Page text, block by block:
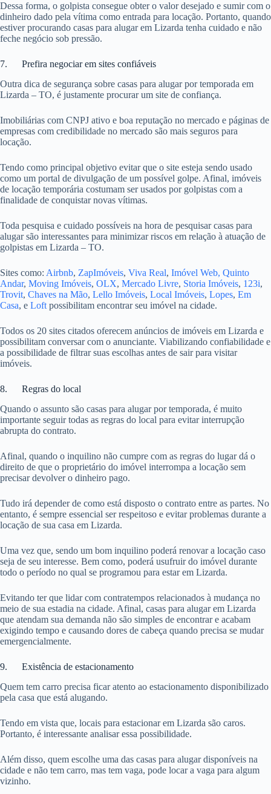
Dessa forma, o golpista consegue obter o valor desejado e sumir com o
dinheiro dado pela vítima como entrada para locação. Portanto, quando
estiver procurando casas para alugar em Lizarda tenha cuidado e não
feche negócio sob pressão.
7. Prefira negociar em sites confiáveis
Outra dica de segurança sobre casas para alugar por temporada em
Lizarda – TO, é justamente procurar um site de confiança.
Imobiliárias com CNPJ ativo e boa reputação no mercado e páginas de
empresas com credibilidade no mercado são mais seguros para
locação.
Tendo como principal objetivo evitar que o site esteja sendo usado
como um portal de divulgação de um possível golpe. Afinal, imóveis
de locação temporária costumam ser usados por golpistas com a
finalidade de conquistar novas vítimas.
Toda pesquisa e cuidado possíveis na hora de pesquisar casas para
alugar são interessantes para minimizar riscos em relação à atuação de
golpistas em Lizarda – TO.
Sites como: Airbnb, ZapImóveis, Viva Real, Imóvel Web, Quinto
Andar, Moving Imóveis, OLX, Mercado Livre, Storia Imóveis, 123i,
Trovit, Chaves na Mão, Lello Imóveis, Local Imóveis, Lopes, Em
Casa, e Loft possibilitam encontrar seu imóvel na cidade.
Todos os 20 sites citados oferecem anúncios de imóveis em Lizarda e
possibilitam conversar com o anunciante. Viabilizando confiabilidade e
a possibilidade de filtrar suas escolhas antes de sair para visitar
imóveis.
8. Regras do local
Quando o assunto são casas para alugar por temporada, é muito
importante seguir todas as regras do local para evitar interrupção
abrupta do contrato.
Afinal, quando o inquilino não cumpre com as regras do lugar dá o
direito de que o proprietário do imóvel interrompa a locação sem
precisar devolver o dinheiro pago.
Tudo irá depender de como está disposto o contrato entre as partes. No
entanto, é sempre essencial ser respeitoso e evitar problemas durante a
locação de sua casa em Lizarda.
Uma vez que, sendo um bom inquilino poderá renovar a locação caso
seja de seu interesse. Bem como, poderá usufruir do imóvel durante
todo o período no qual se programou para estar em Lizarda.
Evitando ter que lidar com contratempos relacionados à mudança no
meio de sua estadia na cidade. Afinal, casas para alugar em Lizarda
que atendam sua demanda não são simples de encontrar e acabam
exigindo tempo e causando dores de cabeça quando precisa se mudar
emergencialmente.
9. Existência de estacionamento
Quem tem carro precisa ficar atento ao estacionamento disponibilizado
pela casa que está alugando.
Tendo em vista que, locais para estacionar em Lizarda são caros.
Portanto, é interessante analisar essa possibilidade.
Além disso, quem escolhe uma das casas para alugar disponíveis na
cidade e não tem carro, mas tem vaga, pode locar a vaga para algum
vizinho.